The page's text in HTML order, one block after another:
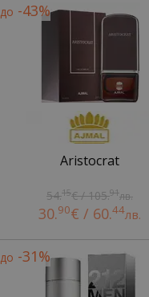
до -43%
Aristocrat
54.15€ / 105.91лв.
30.90€ / 60.44лв.
до -31%